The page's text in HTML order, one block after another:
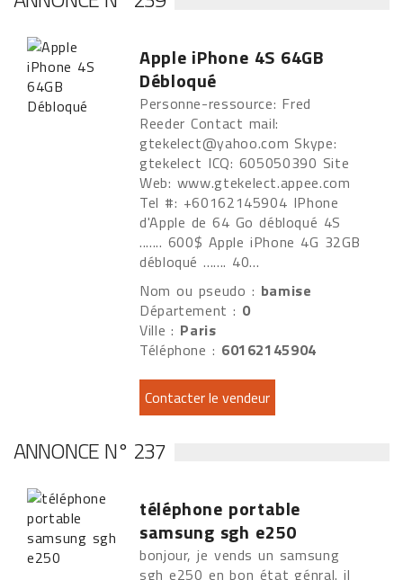
Apple iPhone 4S 64GB
Débloqué
Personne-ressource: Fred
Reeder Contact mail:
gtekelect@yahoo.com Skype:
gtekelect ICQ: 605050390 Site
Web: www.gtekelect.appee.com
Tel #: +60162145904 IPhone
d'Apple de 64 Go débloqué 4S
....... 600$ Apple iPhone 4G 32GB
débloqué ....... 40...
Nom ou pseudo : bamise
Département : 0
Ville : Paris
Téléphone : 60162145904
ANNONCE N° 237
téléphone portable
samsung sgh e250
bonjour, je vends un samsung
sgh e250 en bon état génral. il